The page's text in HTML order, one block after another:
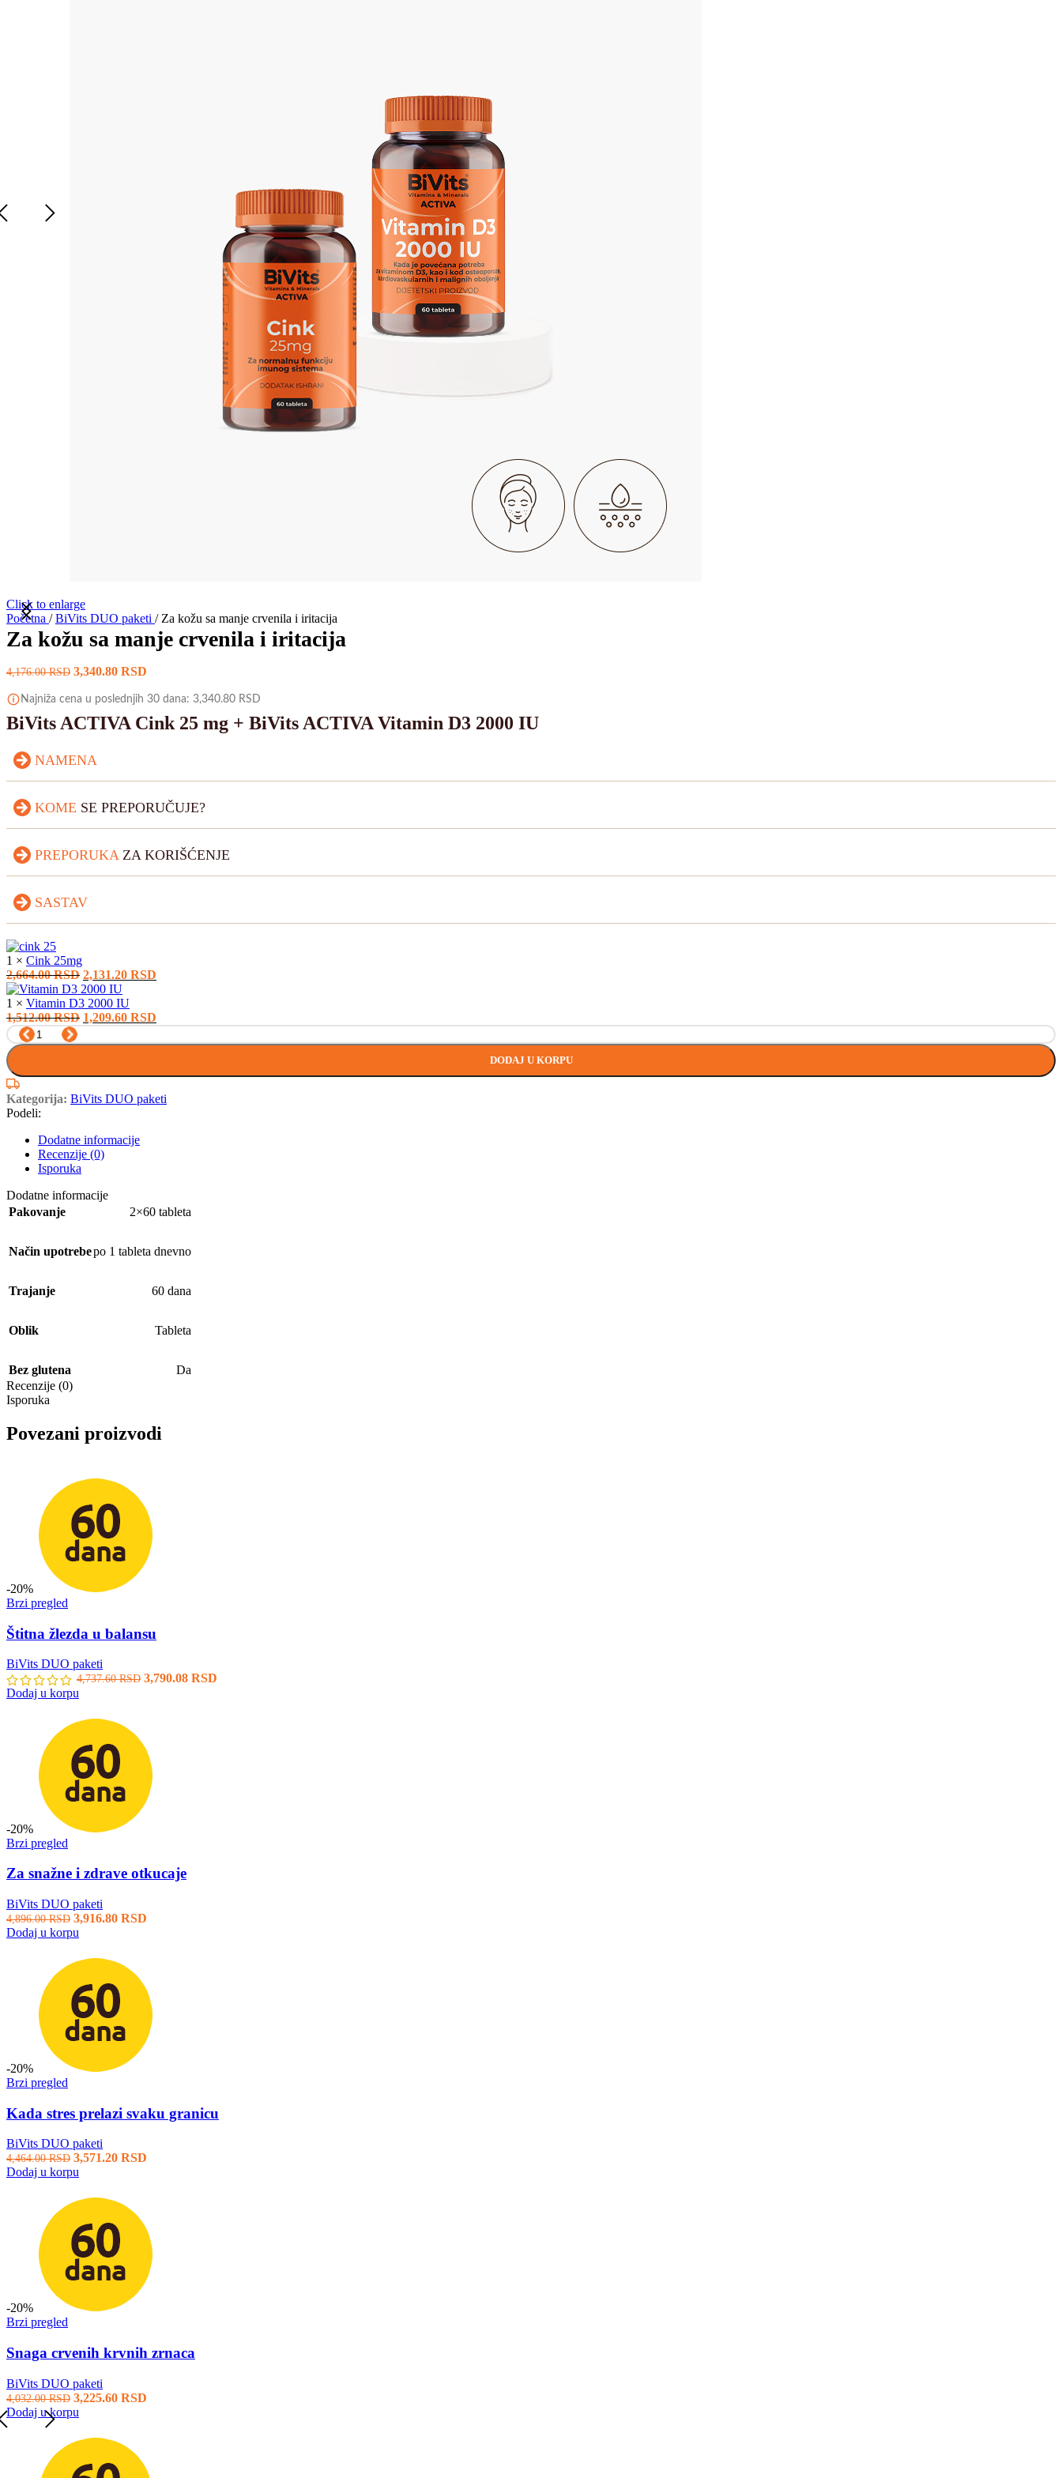
Click to enlarge
Početna / BiVits DUO paketi / Za kožu sa manje crvenila i iritacija
Za kožu sa manje crvenila i iritacija
4,176.00RSD 3,340.80 RSD
Najniža cena u poslednjih 30 dana: 3,340.80 RSD
BiVits ACTIVA Cink 25 mg + BiVits ACTIVA Vitamin D3 2000 IU
NAMENA
KOME SE PREPORUČUJE?
PREPORUKA ZA KORIŠĆENJE
SASTAV
1 × Cink 25mg
2,664.00RSD 2,131.20 RSD
1 × Vitamin D3 2000 IU
1,512.00RSD 1,209.60 RSD
DODAJ U KORPU
Kategorija: BiVits DUO paketi
Podeli:
Dodatne informacije
Recenzije (0)
Isporuka
Dodatne informacije
Pakovanje
2×60 tableta
Način upotrebepo 1 tableta dnevno
Trajanje 60 dana
Oblik Tableta
Bez glutena
Da
Recenzije (0)
Isporuka
Povezani proizvodi
-20%
Brzi pregled
Štitna žlezda u balansu
BiVits DUO paketi
4,737.60RSD 3,790.08 RSD
Dodaj u korpu
-20%
Brzi pregled
Za snažne i zdrave otkucaje
BiVits DUO paketi
4,896.00RSD 3,916.80 RSD
Dodaj u korpu
-20%
Brzi pregled
Kada stres prelazi svaku granicu
BiVits DUO paketi
4,464.00RSD 3,571.20 RSD
Dodaj u korpu
-20%
Brzi pregled
Snaga crvenih krvnih zrnaca
BiVits DUO paketi
4,032.00RSD 3,225.60 RSD
Dodaj u korpu